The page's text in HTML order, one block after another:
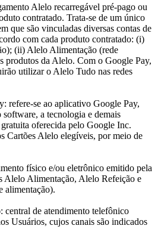
Alelo recarregável pré-pago ou
contratado. Trata-se de um único
que são vinculadas diversas contas de
com cada produto contratado: (i)
(ii) Alelo Alimentação (rede
produtos da Alelo. Com o Google Pay,
utilizar o Alelo Tudo nas redes
refere-se ao aplicativo Google Pay,
a tecnologia e demais
oferecida pelo Google Inc.
Cartões Alelo elegíveis, por meio de
físico e/ou eletrônico emitido pela
Alelo Alimentação, Alelo Refeição e
alimentação).
de atendimento telefônico
Usuários, cujos canais são indicados